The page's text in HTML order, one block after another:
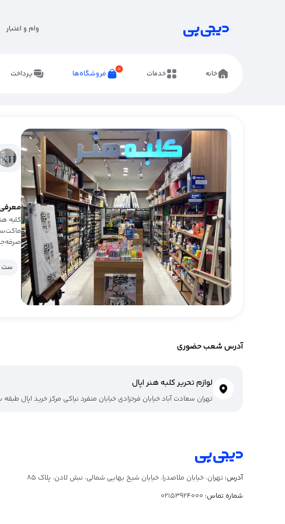
وام و اعتبار
خانه خدمات فروشگاه‌ها پرداخت
کلبه
ست
آدرس شعب حضوری
لوازم تحریر کلبه هنر اپال
تهران سعادت آباد خیابان فرحزادی خیابان منفرد نیاکی مرکز خرید اپال طبقه
آدرس: تهران، خیابان ملاصدرا، خیابان شیخ بهایی شمالی، نبش لادن، پلاک ۸۵
شماره تماس: 02153924000